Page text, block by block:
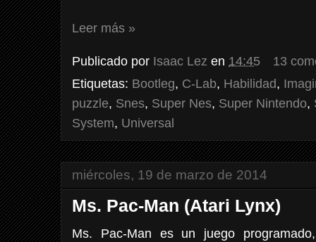
Leer más »
Publicado por Isaac Lez en 14:45
13
Etiquetas: Bootleg, C-Lab, Habilidad,
puzzle, Snes, Super Nes, Super Nintendo,
System, Universal
miércoles, 19 de marzo de 2014
Ms. Pac-Man (Atari Lynx)
Ms. Pac-Man es un juego